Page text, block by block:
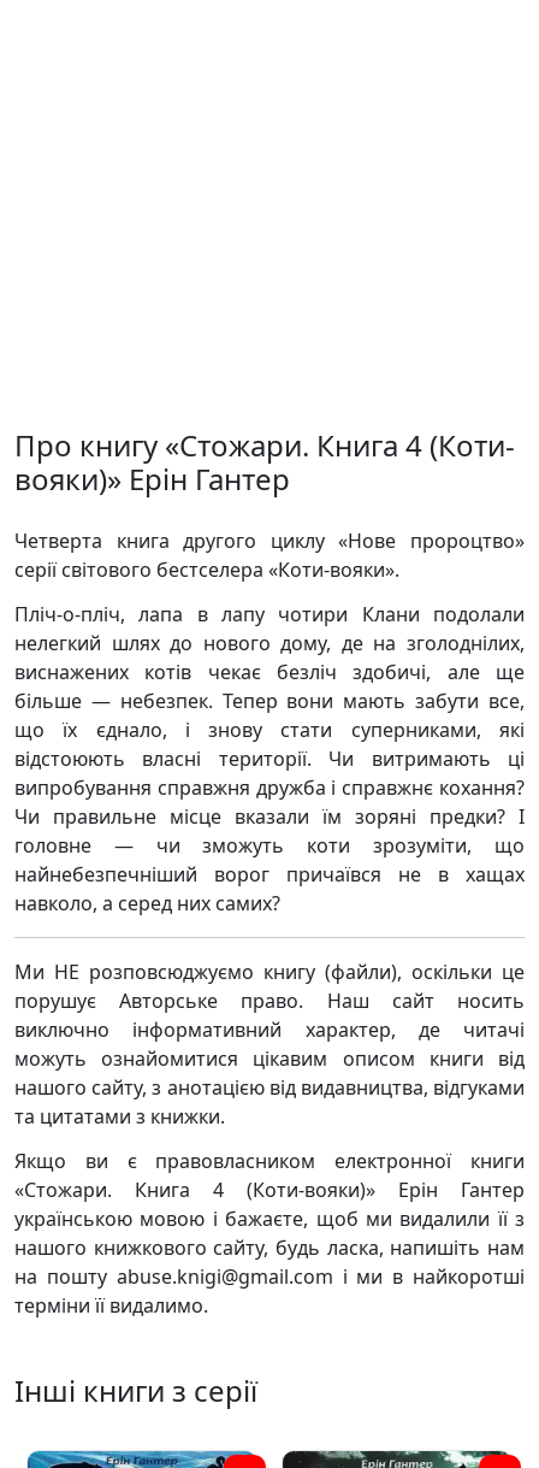
Про книгу «Стожари. Книга 4 (Коти-
вояки)» Ерін Гантер
Четверта книга другого циклу «Нове пророцтво»
серії світового бестселера «Коти-вояки».
Пліч-о-пліч, лапа в лапу чотири Клани подолали
нелегкий шлях до нового дому, де на зголоднілих,
виснажених котів чекає безліч здобичі, але ще
більше — небезпек. Тепер вони мають забути все,
що їх єднало, і знову стати суперниками, які
відстоюють власні території. Чи витримають ці
випробування справжня дружба і справжнє кохання?
Чи правильне місце вказали їм зоряні предки? І
головне — чи зможуть коти зрозуміти, що
найнебезпечніший ворог причаївся не в хащах
навколо, а серед них самих?
Ми НЕ розповсюджуємо книгу (файли), оскільки це
порушує Авторське право. Наш сайт носить
виключно інформативний характер, де читачі
можуть ознайомитися цікавим описом книги від
нашого сайту, з анотацією від видавництва, відгуками
та цитатами з книжки.
Якщо ви є правовласником електронної книги
«Стожари. Книга 4 (Коти-вояки)» Ерін Гантер
українською мовою і бажаєте, щоб ми видалили її з
нашого книжкового сайту, будь ласка, напишіть нам
на пошту abuse.knigi@gmail.com і ми в найкоротші
терміни її видалимо.
Інші книги з серії